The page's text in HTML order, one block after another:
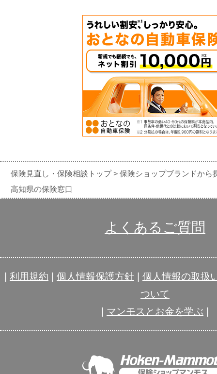
保険見直し・保険相談トップ
保険ショップブランドから
高知県の保険窓口
よくあるご質問
利用規約 個人情報保護方針
個人情報の取扱
ついて
マンモスとお金を学ぶ